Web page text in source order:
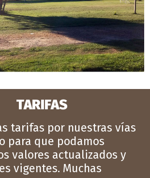
TARIFAS
tarifas por nuestras vías
para que podamos
valores actualizados y
vigentes. Muchas